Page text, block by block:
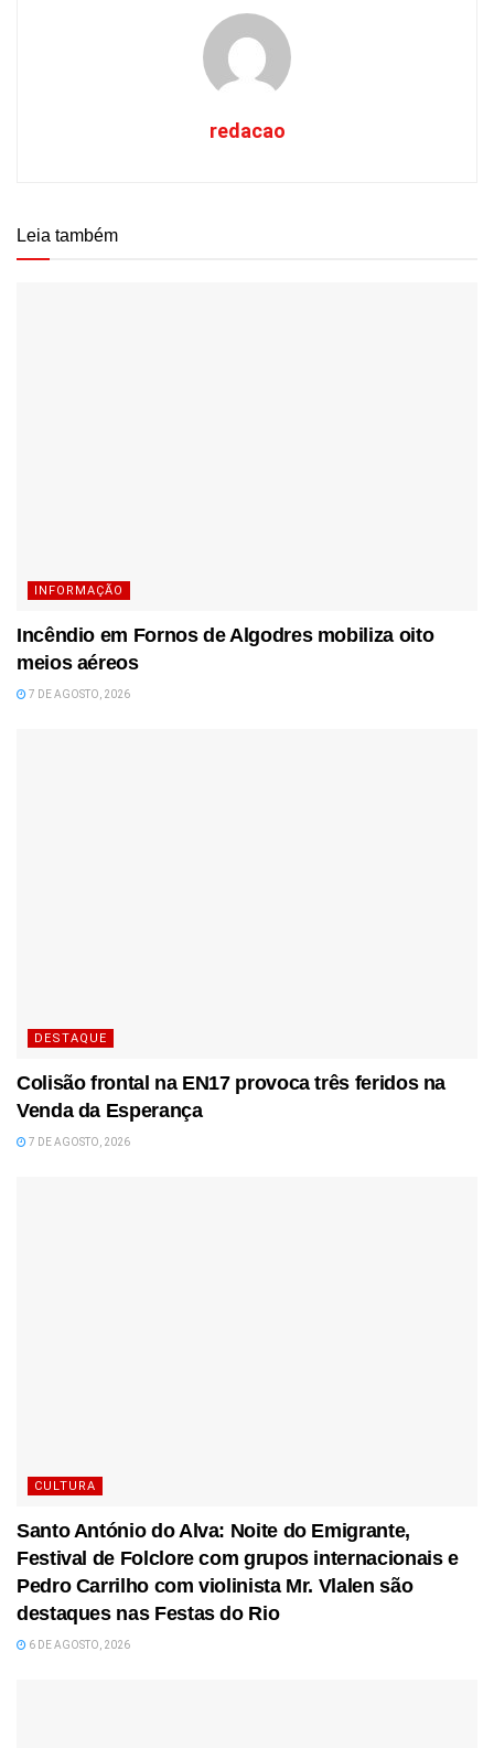
redacao
Leia também
INFORMAÇÃO
Incêndio em Fornos de Algodres mobiliza oito
meios aéreos
7 DE AGOSTO, 2026
DESTAQUE
Colisão frontal na EN17 provoca três feridos na
Venda da Esperança
7 DE AGOSTO, 2026
CULTURA
Santo António do Alva: Noite do Emigrante,
Festival de Folclore com grupos internacionais e
Pedro Carrilho com violinista Mr. Vlalen são
destaques nas Festas do Rio
6 DE AGOSTO, 2026